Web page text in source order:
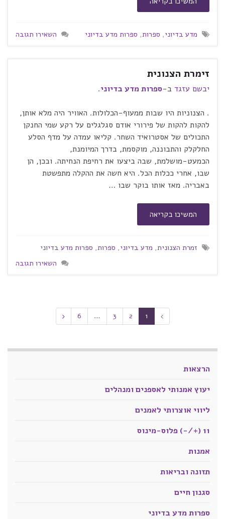
מדע בדיוני, ספרות, ספרות מדע בדיוני השאירו תגובה
זימרת הצנונית
יבשם עזגד ב-ספרות מדע בדיוני.
. הצנוניות היו שבות ממעוף-הכלולות. האוויר היה מלא אותן,
להקות להקות של פירורי אודם סגלגלים על רקע שמי החנקן
התכולים של אסטרואיד השחר. קליאו עמדה על מדף הסלע
החלקלק והתבוננה, מוקסמת, בדרך המיומנת,
הכמעט-מושלמת, שבה ביצעו את רחיפת הנחיתה. ובכן, הן
שבו, אחרי ככלות הכל. היא חשה את ההקלה מתפשטת
באבריה. מאז אותו בוקר שבו …
המשיכו בקריאה
זמרת הצנונית, מדע בדיוני, ספרות, ספרות מדע בדיוני
השאירו תגובה
1
2
3
…
6
הרצאות
יעוץ אמנותי לאספנים ומנהלים
ליווי אוצרותי לאמנים
11 (+/-) פלוס-מינוס
אמנות
תזונה ובריאות
סגנון חיים
ספרות מדע בדיוני